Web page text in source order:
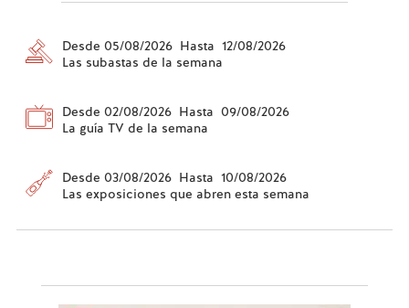
Desde 05/08/2026 Hasta 12/08/2026
Las subastas de la semana
Desde 02/08/2026 Hasta 09/08/2026
La guía TV de la semana
Desde 03/08/2026 Hasta 10/08/2026
Las exposiciones que abren esta semana